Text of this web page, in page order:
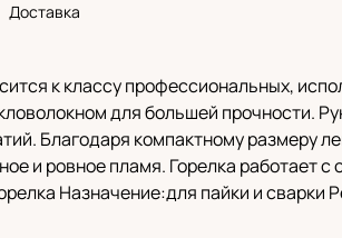
Доставка
к классу профессиональных,
для большей прочности.
Благодаря компактному размеру
и ровное пламя. Горелка
Назначение:для пайки и